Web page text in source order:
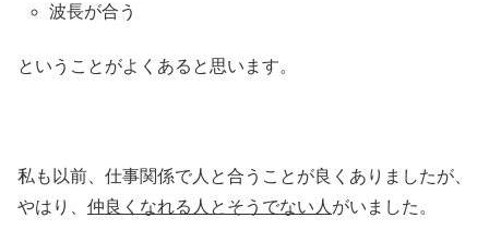
波長が合う
ということがよくあると思います。
私も以前、仕事関係で人と合うことが良くありましたが、
やはり、 仲良くなれる人とそうでない人 がいました。